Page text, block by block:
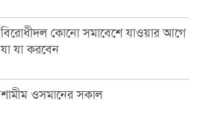
বিরোধীদল কোনো সমাবেশে যাওয়ার আগে
যা যা করবেন
শামীম ওসমানের সকাল